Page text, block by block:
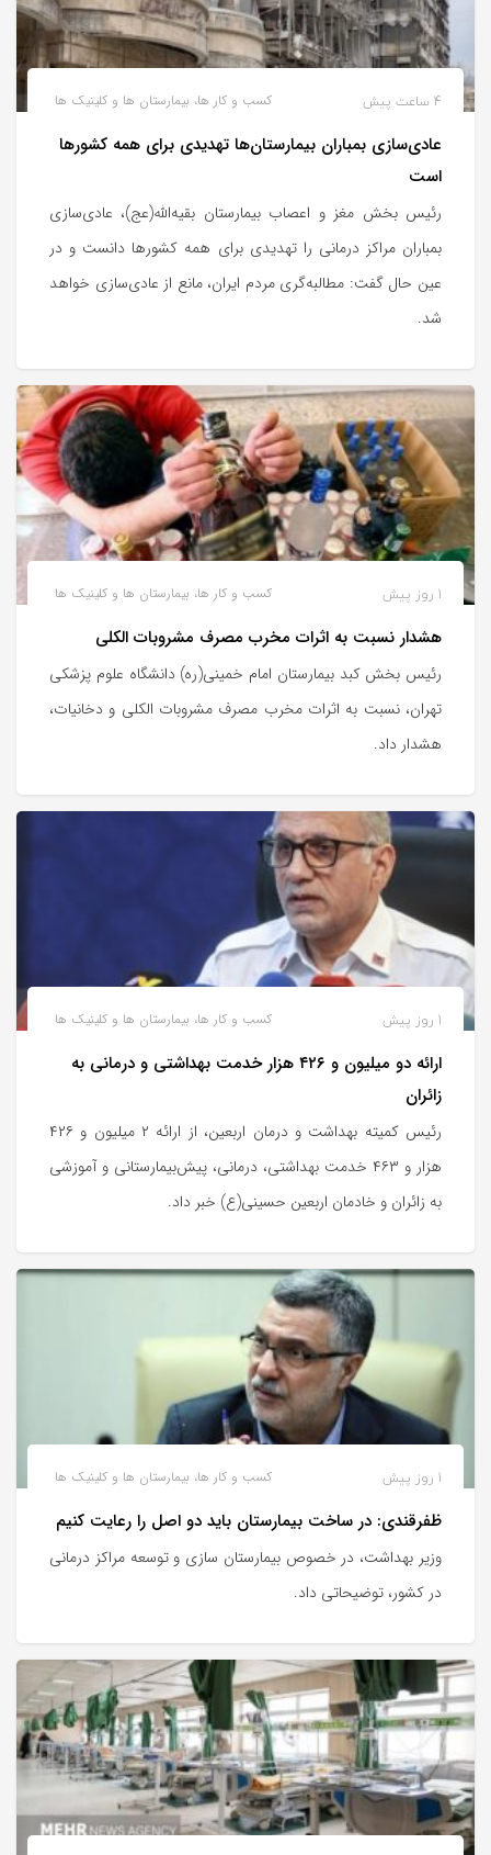
کسب و کار ها، بیمارستان ها و کلینیک ها 4 ساعت پیش
عادی‌سازی بمباران بیمارستان‌ها تهدیدی برای همه کشورها
است
رئیس بخش مغز و اعصاب بیمارستان بقیه‌الله(عج)، عادی‌سازی
بمباران مراکز درمانی را تهدیدی برای همه کشورها دانست و در
عین حال گفت: مطالبه‌گری مردم ایران، مانع از عادی‌سازی خواهد
شد.
کسب و کار ها، بیمارستان ها و کلینیک ها 1 روز پیش
هشدار نسبت به اثرات مخرب مصرف مشروبات الکلی
رئیس بخش کبد بیمارستان امام خمینی(ره) دانشگاه علوم پزشکی
تهران، نسبت به اثرات مخرب مصرف مشروبات الکلی و دخانیات،
هشدار داد.
کسب و کار ها، بیمارستان ها و کلینیک ها 1 روز پیش
ارائه دو میلیون و ۴۲۶ هزار خدمت بهداشتی و درمانی به
زائران
رئیس کمیته بهداشت و درمان اربعین، از ارائه ۲ میلیون و ۴۲۶
هزار و ۴۶۳ خدمت بهداشتی، درمانی، پیش‌بیمارستانی و آموزشی
به زائران و خادمان اربعین حسینی(ع) خبر داد.
کسب و کار ها، بیمارستان ها و کلینیک ها 1 روز پیش
ظفرقندی: در ساخت بیمارستان باید دو اصل را رعایت کنیم
وزیر بهداشت، در خصوص بیمارستان سازی و توسعه مراکز درمانی
در کشور، توضیحاتی داد.